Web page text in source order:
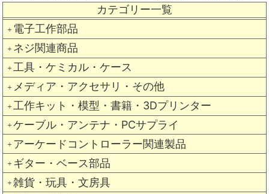
カテゴリー一覧
＋ 電子工作部品
＋ ネジ関連商品
＋ 工具・ケミカル・ケース
＋ メディア・アクセサリ・その他
＋ 工作キット・模型・書籍・3Dプリンター
＋ ケーブル・アンテナ・PCサプライ
＋ アーケードコントローラー関連製品
＋ ギター・ベース部品
＋ 雑貨・玩具・文房具